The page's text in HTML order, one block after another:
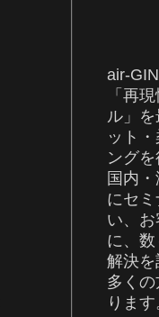
air-
「再
ル」
ット
ングを
国内
にセ
い、
に、
解決を
多く
ります